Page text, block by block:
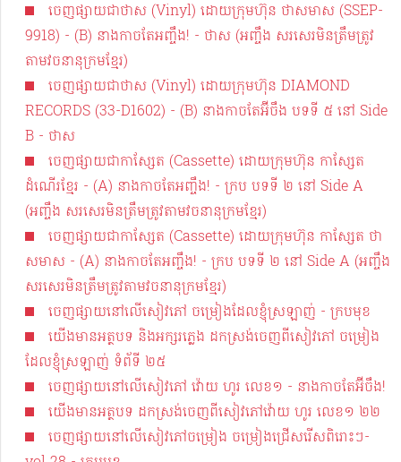
ចេញផ្សាយជាថាស (Vinyl) ដោយក្រុមហ៊ុន ថាសមាស (SSEP-
9918) - (B) នាងកាចតែអញ្ចឹង! - ថាស (អញ្ចឹង សរសេរមិនត្រឹមត្រូវ
តាមវចនានុក្រមខ្មែរ)
ចេញផ្សាយជាថាស (Vinyl) ដោយក្រុមហ៊ុន DIAMOND
RECORDS (33-D1602) - (B) នាងកាចតែអ៊ីចឹង បទទី ៥ នៅ Side
B -​ ថាស
ចេញផ្សាយជាកាស្សែត (Cassette) ដោយក្រុមហ៊ុន កាស្សែត
ដំណើរខ្មែរ - (A) នាងកាចតែអញ្ចឹង! - ក្រប បទទី ២ នៅ Side A
(អញ្ចឹង សរសេរមិនត្រឹមត្រូវតាមវចនានុក្រមខ្មែរ)
ចេញផ្សាយជាកាស្សែត (Cassette) ដោយក្រុមហ៊ុន កាស្សែត​ ថា
សមាស - (A) នាងកាចតែអញ្ចឹង! - ក្រប បទទី​ ២ នៅ Side A (អញ្ចឹង
សរសេរមិនត្រឹមត្រូវតាមវចនានុក្រមខ្មែរ)
ចេញផ្សាយនៅលើសៀវភៅ ចម្រៀងដែលខ្ញុំស្រឡាញ់ - ក្របមុខ
យើងមានអត្ថបទ និងអក្សរភ្លេង​ ដកស្រង់ចេញពីសៀវភៅ ចម្រៀង
ដែលខ្ញុំស្រឡាញ់ ទំព័ទី ២៥
ចេញផ្សាយនៅលើសៀវភៅ វ៉ោយ ហូរ លេខ១ - នាងកាចតែអ៊ីចឹង!
យើងមានអត្ថបទ​ ដកស្រង់ចេញពីសៀវភៅវ៉ោយ ហូរ លេខ១ ២២
ចេញផ្សាយនៅលើសៀវភៅចម្រៀង ចម្រៀងជ្រើសរើសពិរោះៗ-